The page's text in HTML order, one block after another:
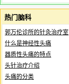
热门脑科
郭万伦诊所的针灸治疗室
什么是神经性头痛
器质性头痛的特点
头针治疗介绍
头痛的分类